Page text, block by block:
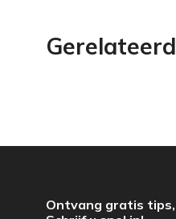
Ontvang gratis